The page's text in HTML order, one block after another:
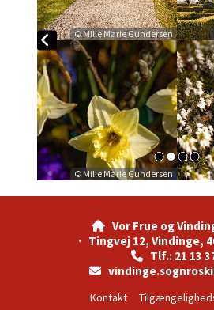
© Mille Marie Gundersen
© Mille Marie Gundersen
Vor Frue og
· Tingvej 12, Vindinge,
 Tlf.: 21 13

Kontakt